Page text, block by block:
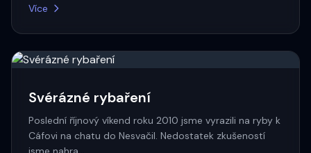
Více
Svérázné rybaření
Poslední říjnový víkend roku 2010 jsme vyrazili na ryby k
Cáfovi na chatu do Nesvačil. Nedostatek zkušeností